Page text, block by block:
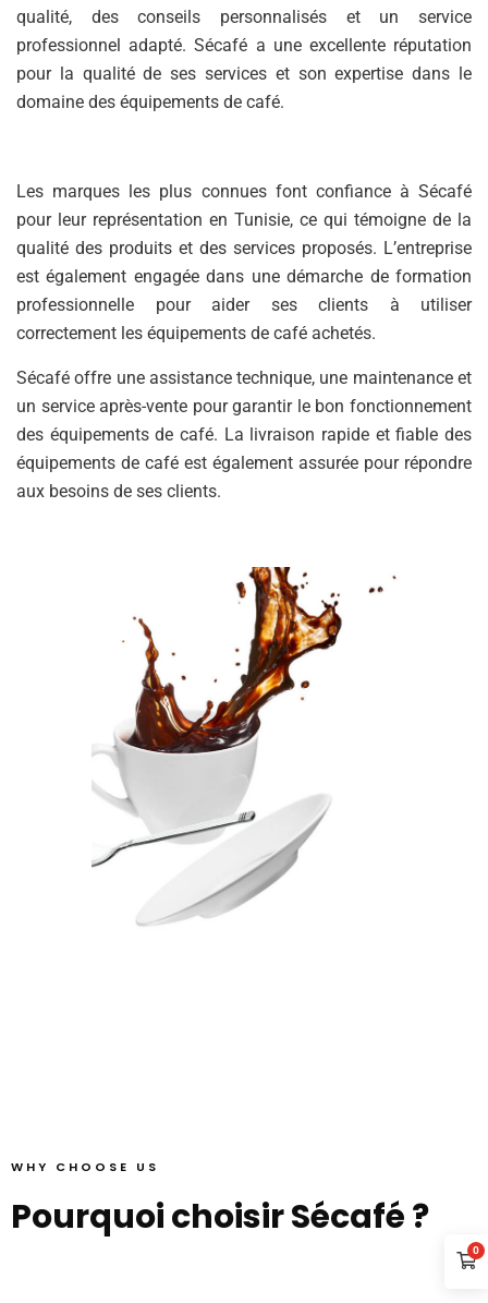
qualité, des conseils personnalisés et un service
professionnel adapté. Sécafé a une excellente réputation
pour la qualité de ses services et son expertise dans le
domaine des équipements de café.
Les marques les plus connues font confiance à Sécafé
pour leur représentation en Tunisie, ce qui témoigne de la
qualité des produits et des services proposés. L’entreprise
est également engagée dans une démarche de formation
professionnelle pour aider ses clients à utiliser
correctement les équipements de café achetés.
Sécafé offre une assistance technique, une maintenance et
un service après-vente pour garantir le bon fonctionnement
des équipements de café. La livraison rapide et fiable des
équipements de café est également assurée pour répondre
aux besoins de ses clients.
WHY CHOOSE US
Pourquoi choisir Sécafé ?
0